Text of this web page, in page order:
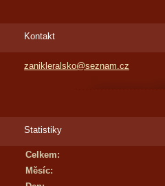
Kontakt
zanikleralsko@seznam.cz
Statistiky
Celkem:
Měsíc: